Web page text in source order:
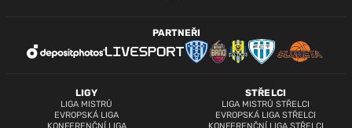
LIGY
LIGA MISTRŮ
EVROPSKÁ LIGA
STŘELCI
LIGA MISTRŮ STŘELCI
EVROPSKÁ LIGA STŘELCI
PARTNEŘI